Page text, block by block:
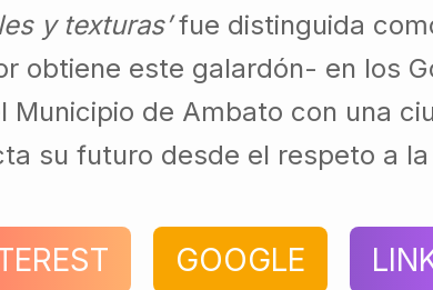
y texturas’fue distinguida
obtiene este galardón- en los
de Ambato con una
su futuro desde el respeto a
GOOGLE